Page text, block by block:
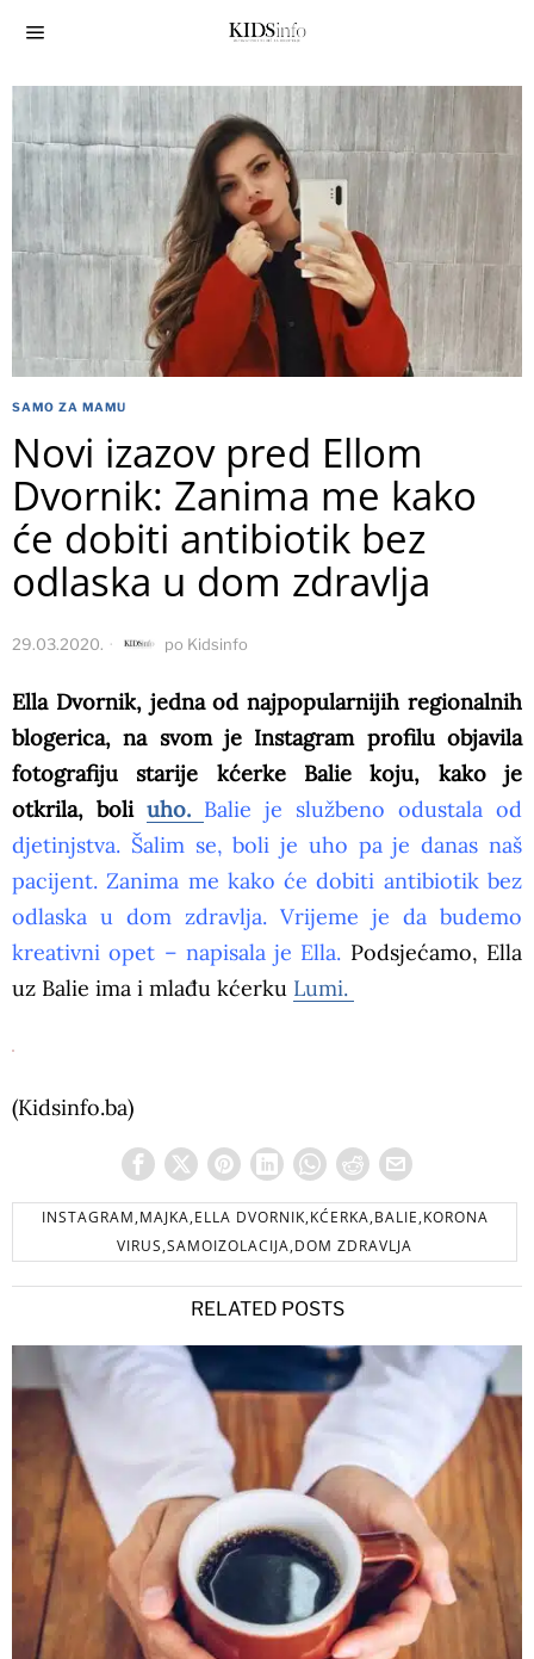
SAMO ZA MAMU
Novi izazov pred Ellom
Dvornik: Zanima me kako
će dobiti antibiotik bez
odlaska u dom zdravlja
29.03.2020. po Kidsinfo
Ella Dvornik, jedna od najpopularnijih regionalnih
blogerica, na svom je Instagram profilu objavila
fotografiju starije kćerke Balie koju, kako je
otkrila, boli uho. Balie je službeno odustala od
djetinjstva. Šalim se, boli je uho pa je danas naš
pacijent. Zanima me kako će dobiti antibiotik bez
odlaska u dom zdravlja. Vrijeme je da budemo
kreativni opet – napisala je Ella. Podsjećamo, Ella
uz Balie ima i mlađu kćerku Lumi.
(Kidsinfo.ba)
INSTAGRAM,MAJKA,ELLA DVORNIK,KĆERKA,BALIE,KORONA
VIRUS,SAMOIZOLACIJA,DOM ZDRAVLJA
RELATED POSTS